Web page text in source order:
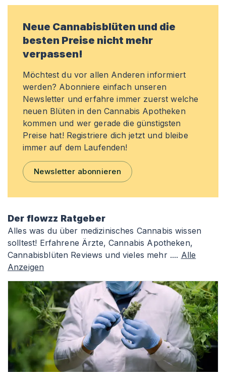
Neue Cannabisblüten und die
besten Preise nicht mehr
verpassen!
Möchtest du vor allen Anderen informiert
werden? Abonniere einfach unseren
Newsletter und erfahre immer zuerst welche
neuen Blüten in den Cannabis Apotheken
kommen und wer gerade die günstigsten
Preise hat! Registriere dich jetzt und bleibe
immer auf dem Laufenden!
Newsletter abonnieren
Der flowzz Ratgeber
Alles was du über medizinisches Cannabis wissen
solltest! Erfahrene Ärzte, Cannabis Apotheken,
Cannabisblüten Reviews und vieles mehr .... Alle
Anzeigen